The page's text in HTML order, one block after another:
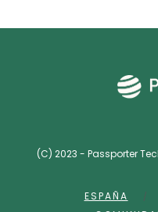
(C) 2023 - Passporter
ESPAÑA